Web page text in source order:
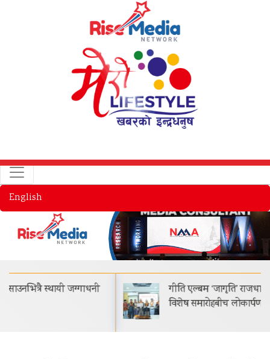
English
गीति एल्बम ‘जागृति’ राजधानी काठमाडौंमा आयोजित
विशेष समारोहबीच लोकार्पण गरिएको…